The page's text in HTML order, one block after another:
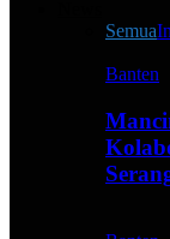
Semua
Banten